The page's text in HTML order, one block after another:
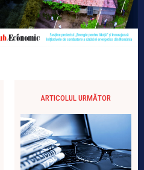
ARTICOLUL URMĂTOR